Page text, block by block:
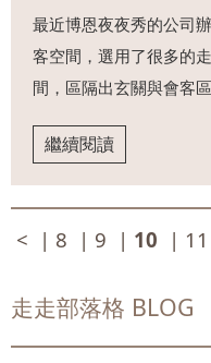
最近博恩夜夜秀的公司
客空間，選用了很多的
間，區隔出玄關與會客
繼續閱讀
< | 8 | 9 | 10 | 11
走走部落格 BLOG